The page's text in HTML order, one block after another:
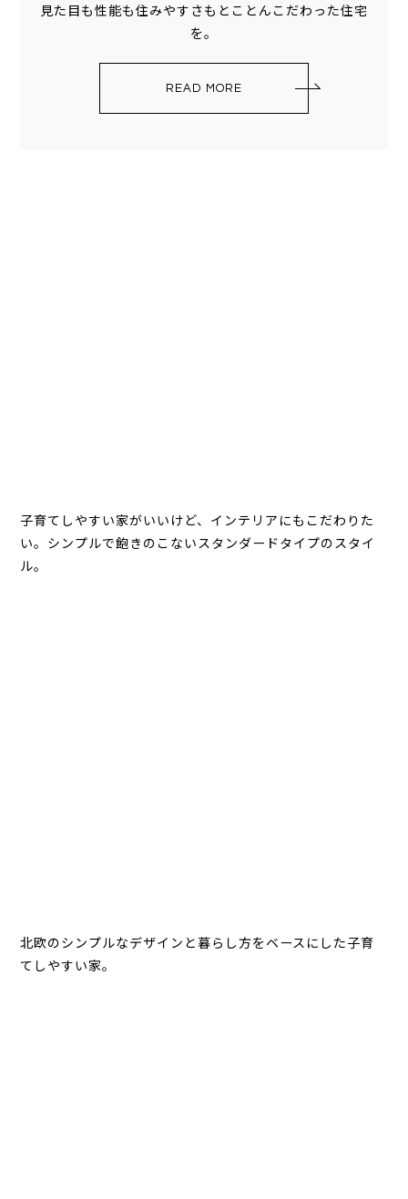
見た目も性能も住みやすさもとことんこだわった住宅
を。
READ MORE
子育てしやすい家がいいけど、インテリアにもこだわりた
い。シンプルで飽きのこないスタンダードタイプのスタイ
ル。
北欧のシンプルなデザインと暮らし方をベースにした子育
てしやすい家。